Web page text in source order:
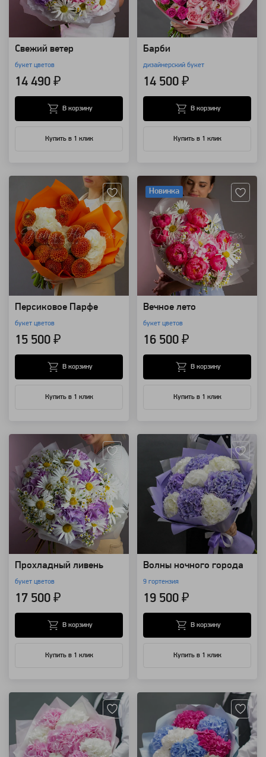
Свежий ветер
букет цветов
14 490 ₽
Купить в 1 клик
В корзину
Барби
дизайнерский букет
14 500 ₽
Купить в 1 клик
В корзину
Персиковое Парфе
букет цветов
15 500 ₽
Купить в 1 клик
В корзину
Новинка
Вечное лето
букет цветов
16 500 ₽
Купить в 1 клик
В корзину
Прохладный ливень
букет цветов
17 500 ₽
Купить в 1 клик
В корзину
Волны ночного города
9 гортензия
19 500 ₽
Купить в 1 клик
В корзину